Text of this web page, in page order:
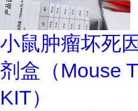
小鼠肿瘤坏死
剂盒（Mouse
KIT）